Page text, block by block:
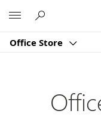
Office Store